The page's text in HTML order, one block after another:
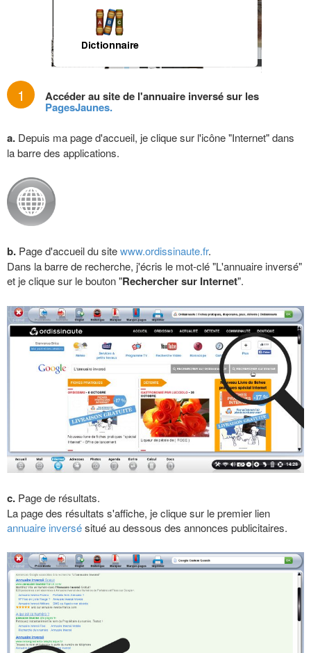
1 Accéder au site de l'annuaire inversé sur les
PagesJaunes.
a. Depuis ma page d'accueil, je clique sur l'icône "Internet" dans
la barre des applications.
b. Page d'accueil du sitewww.ordissinaute.fr.
Dans la barre de recherche, j'écris le mot-clé "L'annuaire inversé"
et je clique sur le bouton "Rechercher sur Internet".
c. Page de résultats.
La page des résultats s'affiche, je clique sur le premier lien
annuaire inversésitué au dessous des annonces publicitaires.